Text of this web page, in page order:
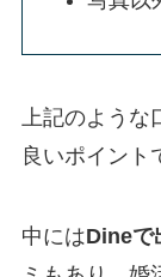
上記のよう
良いポイント
中にはDineで